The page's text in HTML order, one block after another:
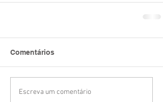
Comentários
Escreva um comentário